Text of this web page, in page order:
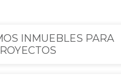
INMUEBLES PARA